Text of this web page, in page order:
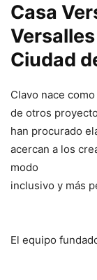
Casa
Ciudad
Clavo nace
de otros
han procurado
acercan a los
modo
inclusivo y más
El equipo